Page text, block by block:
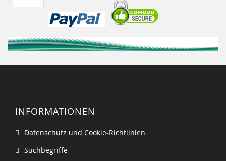
INFORMATIONEN
Datenschutz und Cookie-Richtlinien
Suchbegriffe